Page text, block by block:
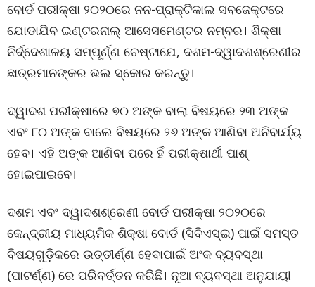
ବୋର୍ଡ ପରୀକ୍ଷା ୨୦୨୦ରେ ନନ-ପ୍ରାକ୍ଟିକାଲ ସବଜେକ୍ଟରେ
ଯୋଡାଯିବ ଇଣ୍ଟରନାଲ୍ ଆସେସମେଣ୍ଟର ନମ୍ବର। ଶିକ୍ଷା
ନିର୍ଦ୍ଦେଶାଳୟ ସମ୍ପୂର୍ଣ୍ଣ ଚେଷ୍ଟାଯେ, ଦଶମ-ଦ୍ୱାଦଶଶ୍ରେଣୀର
ଛାତ୍ରମାନଙ୍କର ଭଲ ସ୍କୋର କରନ୍ତୁ।
ଦ୍ୱାଦଶ ପରୀକ୍ଷାରେ ୭୦ ଅଙ୍କ ବାଲା ବିଷୟରେ ୨୩ ଅଙ୍କ
ଏବଂ ୮୦ ଅଙ୍କ ବାଲେ ବିଷୟରେ ୨୬ ଅଙ୍କ ଆଣିବା ଅନିବାର୍ଯ୍ୟ
ହେବ। ଏହି ଅଙ୍କ ଆଣିବା ପରେ ହିଁ ପରୀକ୍ଷାର୍ଥୀ ପାଶ୍
ହୋଇପାଇବେ।
ଦଶମ ଏବଂ ଦ୍ୱାଦଶଶ୍ରେଣୀ ବୋର୍ଡ ପରୀକ୍ଷା ୨୦୨୦ରେ
କେନ୍ଦ୍ରୀୟ ମାଧ୍ୟମିକ ଶିକ୍ଷା ବୋର୍ଡ (ସିବିଏସ୍ଇ) ପାଇଁ ସମସ୍ତ
ବିଷୟଗୁଡ଼ିକରେ ଉତ୍ତୀର୍ଣ୍ଣ ହେବାପାଇଁ ଅଂକ ବ୍ୟବସ୍ଥା
(ପାଟର୍ଣ୍ଣ) ରେ ପରିବର୍ତ୍ତନ କରିଛି। ନୂଆ ବ୍ୟବସ୍ଥା ଅନୁଯାୟୀ